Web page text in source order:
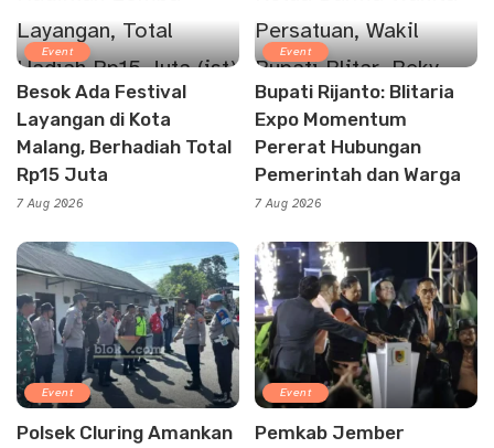
Event
Besok Ada Festival
Layangan di Kota
Malang, Berhadiah Total
Rp15 Juta
7 Aug 2026
Event
Bupati Rijanto: Blitaria
Expo Momentum
Pererat Hubungan
Pemerintah dan Warga
7 Aug 2026
Event
Polsek Cluring Amankan
Event
Pemkab Jember